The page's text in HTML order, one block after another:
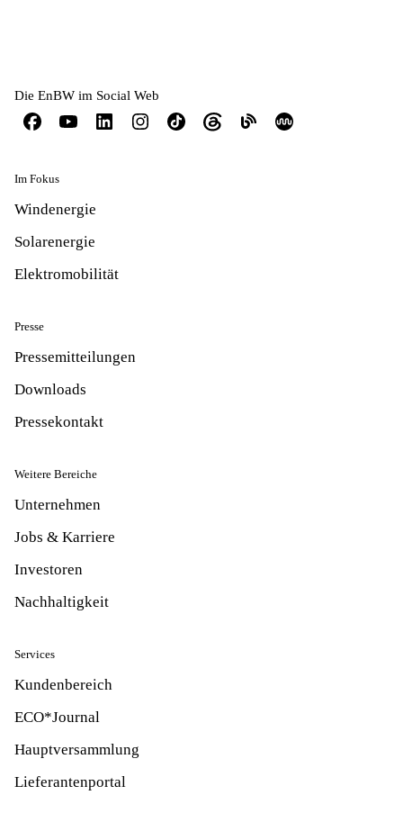
Die EnBW im Social Web
Im Fokus
Windenergie
Solarenergie
Elektromobilität
Presse
Pressemitteilungen
Downloads
Pressekontakt
Weitere Bereiche
Unternehmen
Jobs & Karriere
Investoren
Nachhaltigkeit
Services
Kundenbereich
ECO*Journal
Hauptversammlung
Lieferantenportal